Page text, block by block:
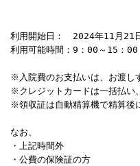
利用開始日：　2024年11月21
利用可能時間：9：00～15：00
※入院費のお支払いは、お渡し
※クレジットカードは一括払い
※領収証は自動精算機で精算後
なお、
・上記時間外
・公費の保険証の方